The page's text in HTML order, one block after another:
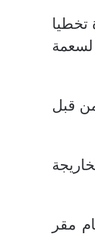
لسعمة
قبل
مقر